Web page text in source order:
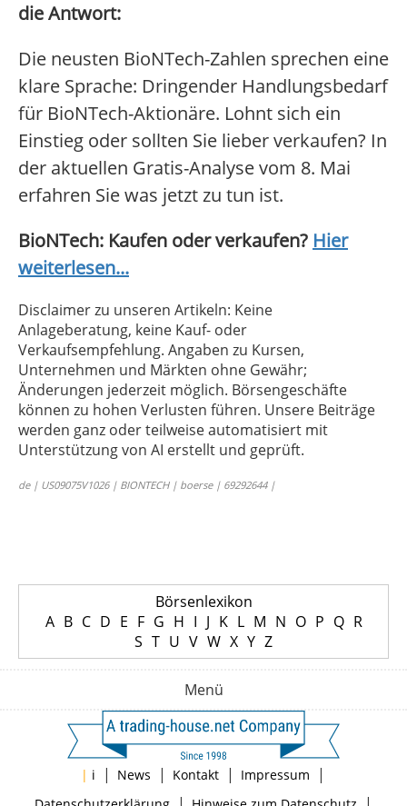
die Antwort:
Die neusten BioNTech-Zahlen sprechen eine
klare Sprache: Dringender Handlungsbedarf
für BioNTech-Aktionäre. Lohnt sich ein
Einstieg oder sollten Sie lieber verkaufen? In
der aktuellen Gratis-Analyse vom 8. Mai
erfahren Sie was jetzt zu tun ist.
BioNTech: Kaufen oder verkaufen? Hier
weiterlesen...
Disclaimer zu unseren Artikeln: Keine
Anlageberatung, keine Kauf- oder
Verkaufsempfehlung. Angaben zu Kursen,
Unternehmen und Märkten ohne Gewähr;
Änderungen jederzeit möglich. Börsengeschäfte
können zu hohen Verlusten führen. Unsere Beiträge
werden ganz oder teilweise automatisiert mit
Unterstützung von AI erstellt und geprüft.
de | US09075V1026 | BIONTECH | boerse | 69292644 |
Börsenlexikon
A B C D E F G H I J K L M N O P Q R
S T U V W X Y Z
Menü
| i | News | Kontakt | Impressum |